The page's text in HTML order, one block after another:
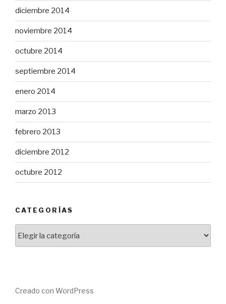
diciembre 2014
noviembre 2014
octubre 2014
septiembre 2014
enero 2014
marzo 2013
febrero 2013
diciembre 2012
octubre 2012
CATEGORÍAS
Creado con WordPress